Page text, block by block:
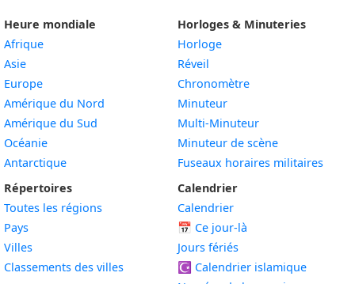
Heure mondiale
Afrique
Asie
Europe
Amérique du Nord
Amérique du Sud
Océanie
Antarctique
Répertoires
Toutes les régions
Pays
Villes
Classements des villes
Horloges & Minuteries
Horloge
Réveil
Chronomètre
Minuteur
Multi-Minuteur
Minuteur de scène
Fuseaux horaires militaires
Calendrier
Calendrier
📅 Ce jour-là
Jours fériés
☪️ Calendrier islamique